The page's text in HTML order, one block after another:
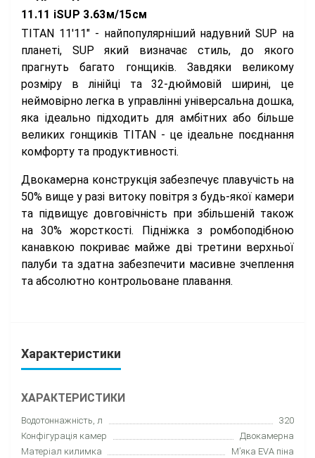
11.11 iSUP 3.63м/15см
TITAN 11'11" - найпопулярніший надувний SUP на
планеті, SUP який визначає стиль, до якого
прагнуть багато гонщиків. Завдяки великому
розміру в лінійці та 32-дюймовій ширині, це
неймовірно легка в управлінні універсальна дошка,
яка ідеально підходить для амбітних або більше
великих гонщиків TITAN - це ідеальне поєднання
комфорту та продуктивності.
Двокамерна конструкція забезпечує плавучість на
50% вище у разі витоку повітря з будь-якої камери
та підвищує довговічність при збільшеній також
на 30% жорсткості. Підніжка з ромбоподібною
канавкою покриває майже дві третини верхньої
палуби та здатна забезпечити масивне зчеплення
та абсолютно контрольоване плавання.
Характеристики
ХАРАКТЕРИСТИКИ
Водотоннажність, л
320
Конфігурація камер
Двокамерна
Матеріал килимка
М’яка EVA піна